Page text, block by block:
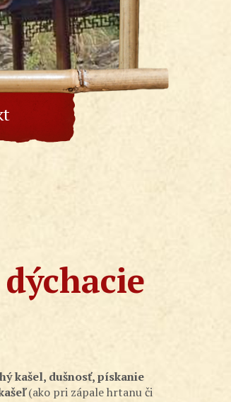
kašel, dušnosť, pískanie
(ako pri zápale hrtanu či